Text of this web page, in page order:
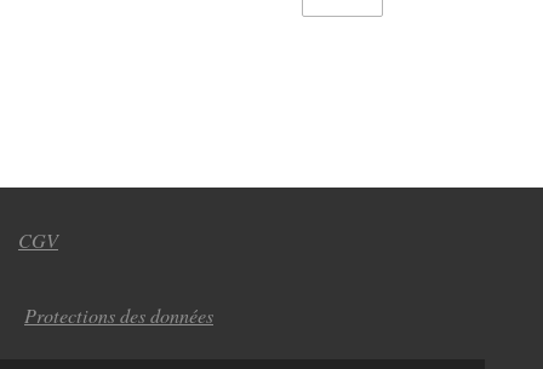
CGV
Protections des données